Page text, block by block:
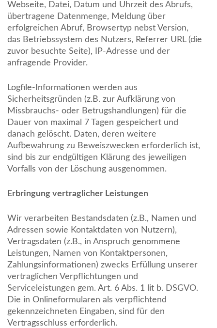
Webseite, Datei, Datum und Uhrzeit des Abrufs,
übertragene Datenmenge, Meldung über
erfolgreichen Abruf, Browsertyp nebst Version,
das Betriebssystem des Nutzers, Referrer URL (die
zuvor besuchte Seite), IP-Adresse und der
anfragende Provider.
Logfile-Informationen werden aus
Sicherheitsgründen (z.B. zur Aufklärung von
Missbrauchs- oder Betrugshandlungen) für die
Dauer von maximal 7 Tagen gespeichert und
danach gelöscht. Daten, deren weitere
Aufbewahrung zu Beweiszwecken erforderlich ist,
sind bis zur endgültigen Klärung des jeweiligen
Vorfalls von der Löschung ausgenommen.
Erbringung vertraglicher Leistungen
Wir verarbeiten Bestandsdaten (z.B., Namen und
Adressen sowie Kontaktdaten von Nutzern),
Vertragsdaten (z.B., in Anspruch genommene
Leistungen, Namen von Kontaktpersonen,
Zahlungsinformationen) zwecks Erfüllung unserer
vertraglichen Verpflichtungen und
Serviceleistungen gem. Art. 6 Abs. 1 lit b. DSGVO.
Die in Onlineformularen als verpflichtend
gekennzeichneten Eingaben, sind für den
Vertragsschluss erforderlich.